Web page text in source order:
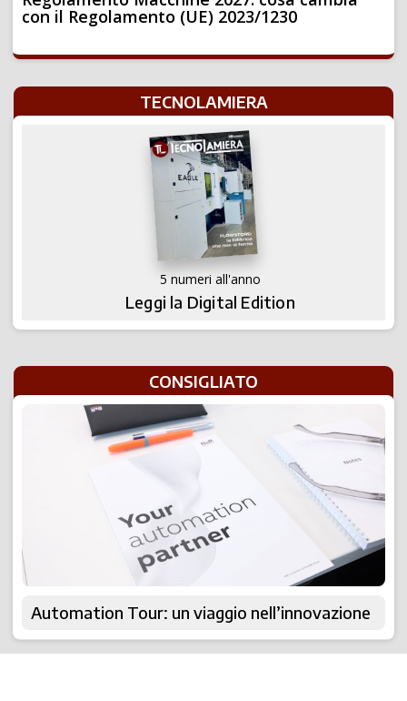
con il Regolamento (UE) 2023/1230
TECNOLAMIERA
5 numeri all'anno
Leggi la Digital Edition
CONSIGLIATO
Automation Tour: un viaggio nell’innovazione